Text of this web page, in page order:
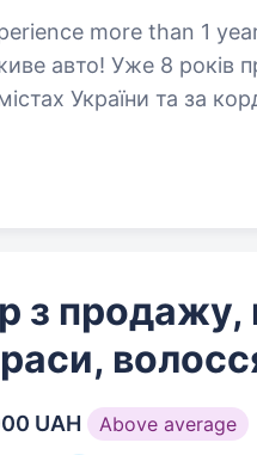
than 1 year. Хто ми? BOSS AUTO
авто! Уже 8 років
України та за
з продажу,
UAH Above average